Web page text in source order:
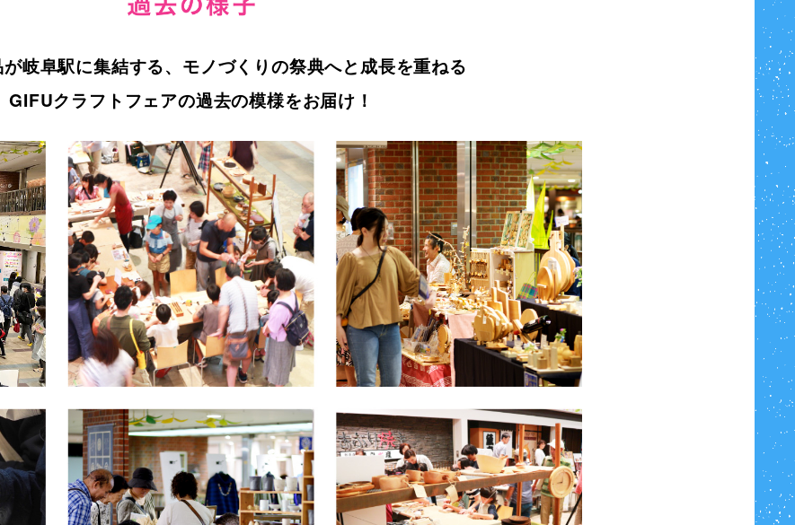
岐阜駅に集結する、 モノづくりの祭典へと成長を重ねる
GIFUクラフトフェアの過去の模様をお届け！